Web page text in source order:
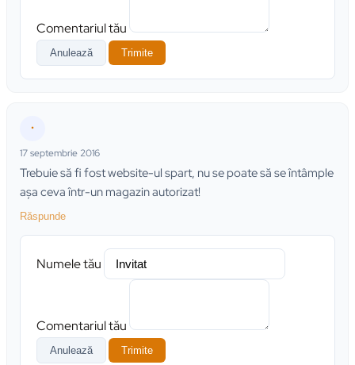
Comentariul tău
Anulează Trimite
•
17 septembrie 2016
Trebuie să fi fost website-ul spart, nu se poate să se întâmple
aşa ceva într-un magazin autorizat!
Răspunde
Numele tău
Comentariul tău
Anulează Trimite